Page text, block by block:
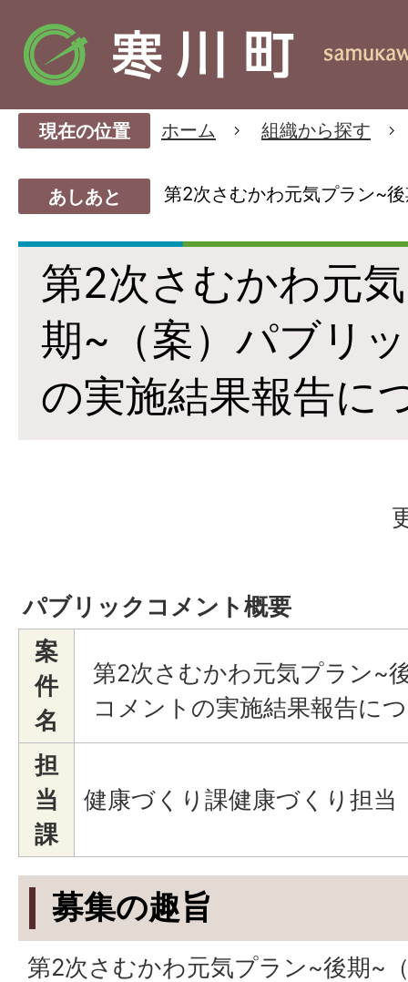
現在の位置 ホーム 組織から探す
あしあと 第2次さむかわ元気プラン~
第2次さむかわ元
期~（案）パブリ
の実施結果報告に
パブリックコメント概要
案
件
名
第2次さむかわ元気プラン~
コメントの実施結果報告に
担
当
課
健康づくり課健康づくり担当
募集の趣旨
第2次さむかわ元気プラン~後期~